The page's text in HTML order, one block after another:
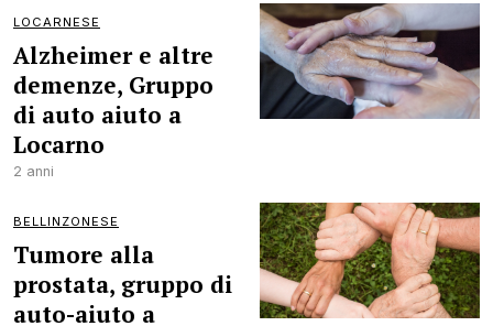
LOCARNESE
Alzheimer e altre
demenze, Gruppo
di auto aiuto a
Locarno
2 anni
BELLINZONESE
Tumore alla
prostata, gruppo di
auto-aiuto a